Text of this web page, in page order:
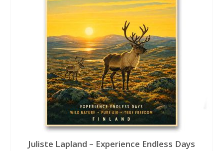
Juliste Lapland – Experience Endless Days